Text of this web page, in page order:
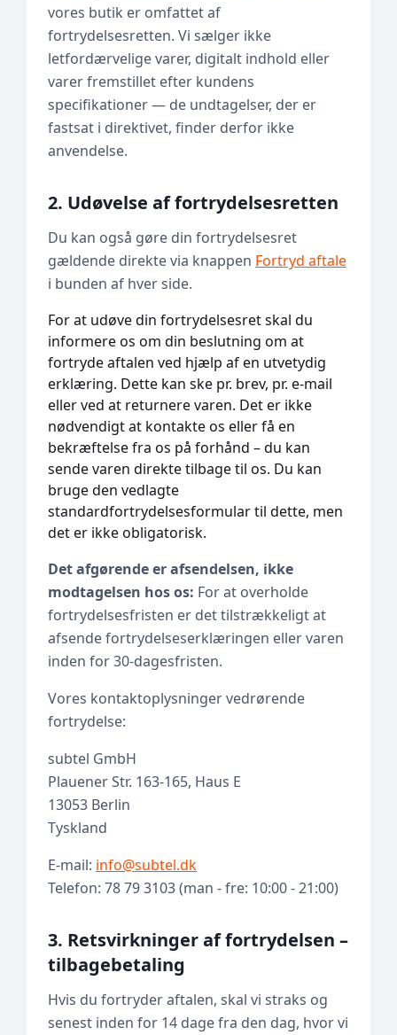
vores butik er omfattet af
fortrydelsesretten. Vi sælger ikke
letfordærvelige varer, digitalt indhold eller
varer fremstillet efter kundens
specifikationer — de undtagelser, der er
fastsat i direktivet, finder derfor ikke
anvendelse.
2. Udøvelse af fortrydelsesretten
Du kan også gøre din fortrydelsesret
gældende direkte via knappen Fortryd aftale
i bunden af hver side.
For at udøve din fortrydelsesret skal du
informere os om din beslutning om at
fortryde aftalen ved hjælp af en utvetydig
erklæring. Dette kan ske pr. brev, pr. e-mail
eller ved at returnere varen. Det er ikke
nødvendigt at kontakte os eller få en
bekræftelse fra os på forhånd – du kan
sende varen direkte tilbage til os. Du kan
bruge den vedlagte
standardfortrydelsesformular til dette, men
det er ikke obligatorisk.
Det afgørende er afsendelsen, ikke
modtagelsen hos os: For at overholde
fortrydelsesfristen er det tilstrækkeligt at
afsende fortrydelseserklæringen eller varen
inden for 30-dagesfristen.
Vores kontaktoplysninger vedrørende
fortrydelse:
subtel GmbH
Plauener Str. 163-165, Haus E
13053 Berlin
Tyskland
E-mail: info@subtel.dk
Telefon: 78 79 3103 (man - fre: 10:00 - 21:00)
3. Retsvirkninger af fortrydelsen –
tilbagebetaling
Hvis du fortryder aftalen, skal vi straks og
senest inden for 14 dage fra den dag, hvor vi